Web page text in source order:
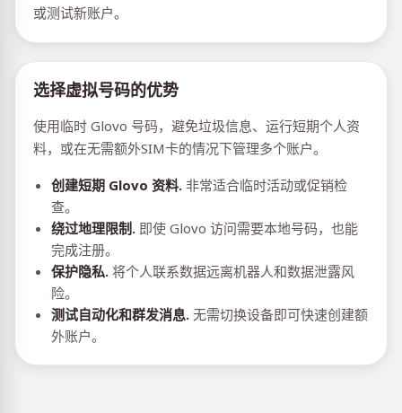
或测试新账户。
选择虚拟号码的优势
使用临时 Glovo 号码，避免垃圾信息、运行短期个人资
料，或在无需额外SIM卡的情况下管理多个账户。
创建短期 Glovo 资料. 非常适合临时活动或促销检
查。
绕过地理限制. 即使 Glovo 访问需要本地号码，也能
完成注册。
保护隐私. 将个人联系数据远离机器人和数据泄露风
险。
测试自动化和群发消息. 无需切换设备即可快速创建额
外账户。